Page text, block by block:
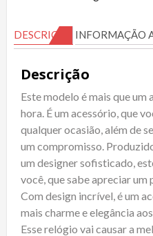
DESCRIÇÃO INFORMAÇÃO
Descrição
Este modelo é mais que um
hora. É um acessório, que
qualquer ocasião, além de
um compromisso.
um designer sofisticado,
você, que sabe apreciar um
Com design incrível, é um
mais charme e elegância
Esse relógio vai causar a